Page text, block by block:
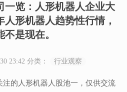
一览：人形机器人企业大
人形机器人趋势性行情，
不是现在。
23:42 分类： 行业观察
注的人形机器人股池一，仅供交流